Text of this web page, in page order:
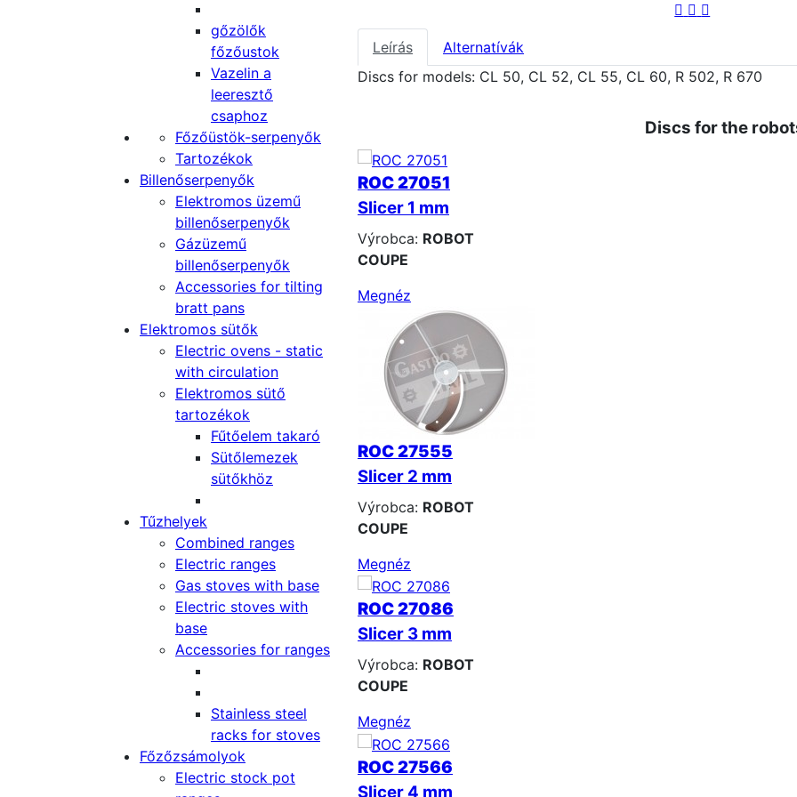
Leírás
Alternatívák
Discs for models: CL 50, CL 52, CL 55, CL 60, R 502, R 670
Discs for the
ROC 27051
Slicer 1 mm
Výrobca: ROBOT
COUPE
Megnéz
ROC 27555
Slicer 2 mm
Výrobca: ROBOT
COUPE
Megnéz
ROC 27086
Slicer 3 mm
Výrobca: ROBOT
COUPE
Megnéz
ROC 27566
Slicer 4 mm
gőzölők
főzőustok
Vazelin a
leeresztő
csaphoz
Főzőüstök-serpenyők
Tartozékok
Billenőserpenyők
Elektromos üzemű
billenőserpenyők
Gázüzemű
billenőserpenyők
Accessories for tilting
bratt pans
Elektromos sütők
Electric ovens - static
with circulation
Elektromos sütő
tartozékok
Fűtőelem takaró
Sütőlemezek
sütőkhöz
Tűzhelyek
Combined ranges
Electric ranges
Gas stoves with base
Electric stoves with
base
Accessories for ranges
Stainless steel
racks for stoves
Főzőzsámolyok
Electric stock pot